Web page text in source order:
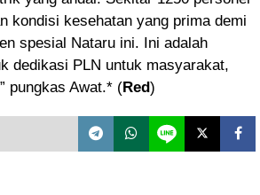
kondisi kesehatan yang prima demi
spesial Nataru ini. Ini adalah
dedikasi PLN untuk masyarakat,
pungkas Awat.* (Red)